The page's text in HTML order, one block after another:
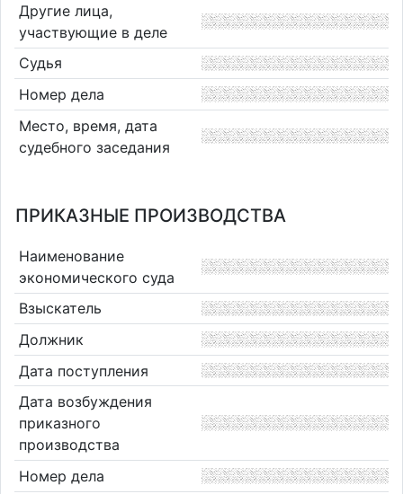
Другие лица,
участвующие в деле
Судья
Номер дела
Место, время, дата
судебного заседания
ПРИКАЗНЫЕ ПРОИЗВОДСТВА
Наименование
экономического суда
Взыскатель
Должник
Дата поступления
Дата возбуждения
приказного
производства
Номер дела